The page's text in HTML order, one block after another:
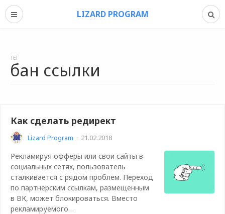
LIZARD PROGRAM
ТЕГ
бан ссылки
Как сделать редирект
Lizard Program · 21.02.2018
Рекламируя офферы или свои сайты в
социальных сетях, пользователь
сталкивается с рядом проблем. Переход
по партнерским ссылкам, размещенным
в ВК, может блокироваться. Вместо
рекламируемого…